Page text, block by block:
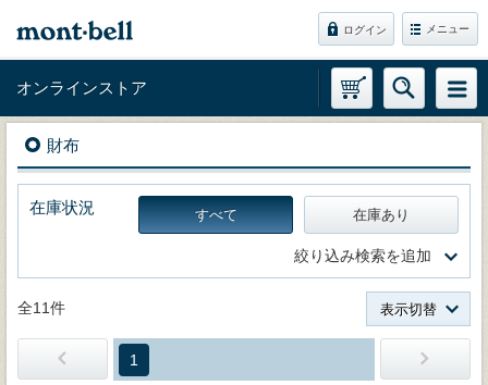
ログイン メニュー
オンラインストア
財布
在庫状況 すべて 在庫あり
絞り込み検索を追加
全11件 表示切替
1